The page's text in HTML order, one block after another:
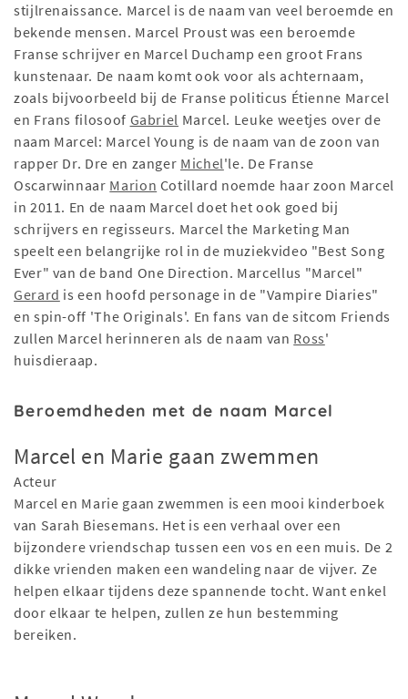
stijlrenaissance. Marcel is de naam van veel beroemde en
bekende mensen. Marcel Proust was een beroemde
Franse schrijver en Marcel Duchamp een groot Frans
kunstenaar. De naam komt ook voor als achternaam,
zoals bijvoorbeeld bij de Franse politicus Étienne Marcel
en Frans filosoof Gabriel Marcel. Leuke weetjes over de
naam Marcel: Marcel Young is de naam van de zoon van
rapper Dr. Dre en zanger Michel'le. De Franse
Oscarwinnaar Marion Cotillard noemde haar zoon Marcel
in 2011. En de naam Marcel doet het ook goed bij
schrijvers en regisseurs. Marcel the Marketing Man
speelt een belangrijke rol in de muziekvideo "Best Song
Ever" van de band One Direction. Marcellus "Marcel"
Gerard is een hoofd personage in de "Vampire Diaries"
en spin-off 'The Originals'. En fans van de sitcom Friends
zullen Marcel herinneren als de naam van Ross'
huisdieraap.
Beroemdheden met de naam Marcel
Marcel en Marie gaan zwemmen
Acteur
Marcel en Marie gaan zwemmen is een mooi kinderboek
van Sarah Biesemans. Het is een verhaal over een
bijzondere vriendschap tussen een vos en een muis. De 2
dikke vrienden maken een wandeling naar de vijver. Ze
helpen elkaar tijdens deze spannende tocht. Want enkel
door elkaar te helpen, zullen ze hun bestemming
bereiken.